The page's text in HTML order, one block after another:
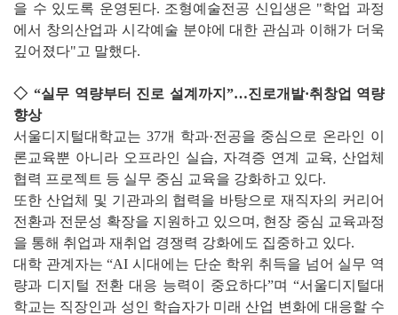
을 수 있도록 운영된다. 조형예술전공 신입생은 "학업 과정
에서 창의산업과 시각예술 분야에 대한 관심과 이해가 더욱
깊어졌다"고 말했다.
◇ “실무 역량부터 진로 설계까지”…진로개발·취창업 역량
향상
서울디지털대학교는 37개 학과·전공을 중심으로 온라인 이
론교육뿐 아니라 오프라인 실습, 자격증 연계 교육, 산업체
협력 프로젝트 등 실무 중심 교육을 강화하고 있다.
또한 산업체 및 기관과의 협력을 바탕으로 재직자의 커리어
전환과 전문성 확장을 지원하고 있으며, 현장 중심 교육과정
을 통해 취업과 재취업 경쟁력 강화에도 집중하고 있다.
대학 관계자는 “AI 시대에는 단순 학위 취득을 넘어 실무 역
량과 디지털 전환 대응 능력이 중요하다”며 “서울디지털대
학교는 직장인과 성인 학습자가 미래 산업 변화에 대응할 수